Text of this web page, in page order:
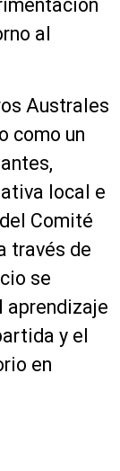
al
Australes
como un
local e
Comité
través de
se
aprendizaje
y el
en